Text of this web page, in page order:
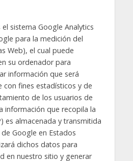
sistema Google Analytics
para la medición del
Web), el cual puede
su ordenador para
información que será
con fines estadísticos y de
de los usuarios de
información que recopila la
es almacenada y transmitida
Google en Estados
dichos datos para
en nuestro sitio y generar